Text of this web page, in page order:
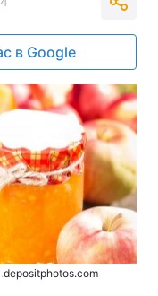
в Google
depositphotos.com